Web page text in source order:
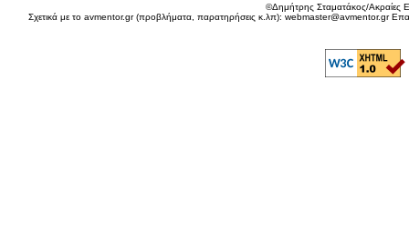
©Δημήτρης Σταματάκος/Ακραίες
Σχετικά με το avmentor.gr (προβλήματα, παρατηρήσεις κ.λπ): webmaster@avmentor.gr